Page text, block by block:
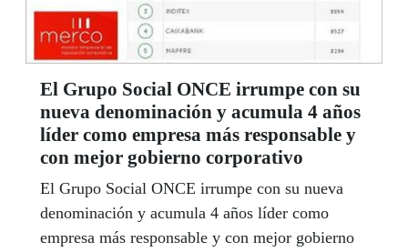
Puedes contactar con ella en el teléfono
667133210, o en el correo electrónico
referentejovencastmancha@once.es.
El Grupo Social ONCE irrumpe con su
nueva denominación y acumula 4 años
líder como empresa más responsable y
con mejor gobierno corporativo
El Grupo Social ONCE irrumpe con su nueva
denominación y acumula 4 años líder como
empresa más responsable y con mejor gobierno